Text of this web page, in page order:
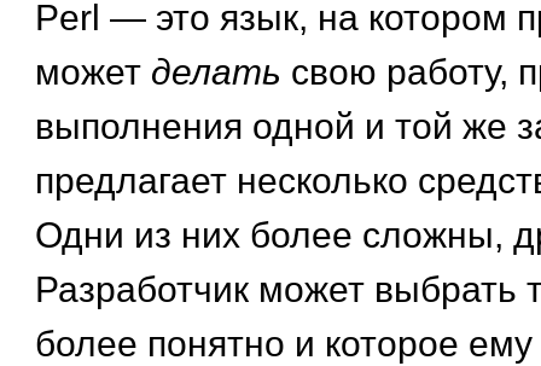
Perl — это язык, на котором
может делать свою работу,
выполнения одной и той же
предлагает несколько
Одни из них более сложны,
Разработчик может выбрать
более понятно и которое